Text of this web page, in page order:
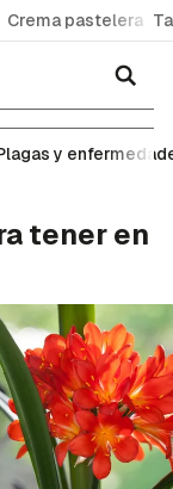
Crema pastelera
y
tener en